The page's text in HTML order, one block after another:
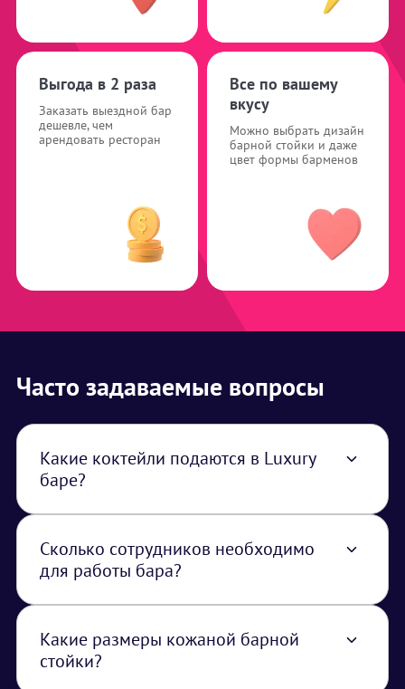
Выгода в 2 раза
Заказать выездной бар
дешевле, чем
арендовать ресторан
Все по вашему
вкусу
Можно выбрать дизайн
барной стойки и даже
цвет формы барменов
Часто задаваемые вопросы
Какие коктейли подаются в Luxury
баре?
безалкогольные коктейли по желанию
клиента
Сколько сотрудников необходимо
для работы бара?
сложности их приготовления, а также от
времени, за которое необходимо отдать
напитки. В среднем один бармен готовит до
100 коктейлей в час.
Какие размеры кожаной барной
стойки?